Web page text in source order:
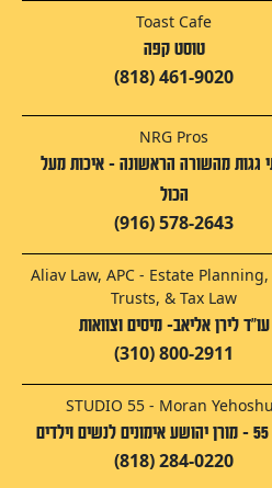
Toast Cafe
טוסט קפה
(818) 461-9020
NRG Pros
גגות מהשורה הראשונה – איכות מעל
הכול
(916) 578-2643
Aliav Law, APC - Estate
Trusts, & Tax Law
עו"ד לירן אליאב- מיסים וצוואות
(310) 800-2911
STUDIO 55 - Moran
(818) 284-0220